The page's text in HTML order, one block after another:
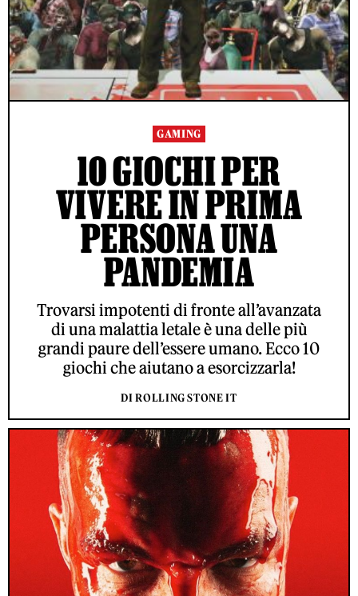
GAMING
10 GIOCHI PER
VIVERE IN PRIMA
PERSONA UNA
PANDEMIA
Trovarsi impotenti di fronte all’avanzata
di una malattia letale è una delle più
grandi paure dell’essere umano. Ecco 10
giochi che aiutano a esorcizzarla!
DI ROLLING STONE IT